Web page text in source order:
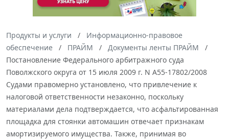
Продукты и услуги
Информационно-правовое
обеспечение
ПРАЙМ
Документы ленты ПРАЙМ
Постановление Федерального арбитражного суда
Поволжского округа от 15 июля 2009 г. N А55-17802/2008
Судами правомерно установлено, что привлечение к
налоговой ответственности незаконно, поскольку
материалами дела подтверждается, что асфальтированная
площадка для стоянки автомашин отвечает признакам
амортизируемого имущества. Также, принимая во